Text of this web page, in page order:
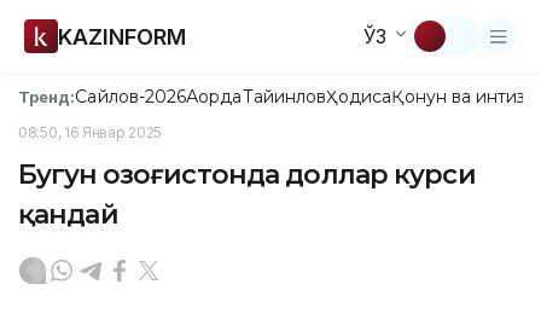
KAZINFORM ЎЗ
Тренд:Сайлов-2026АқордаТайинловҲодисаҚонун ва
08:50, 16 Январ 2025
Бугун Қозоғистонда доллар курси
қандай